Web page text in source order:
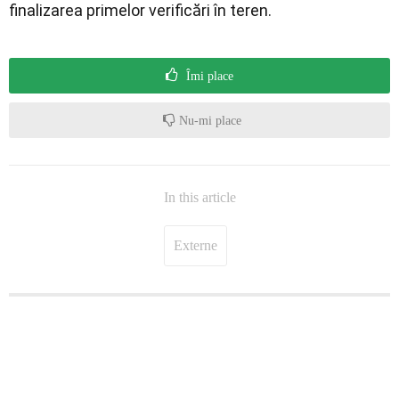
finalizarea primelor verificări în teren.
Îmi place
Nu-mi place
In this article
Externe